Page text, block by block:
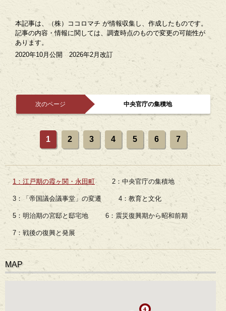
本記事は、（株）ココロマチ が情報収集し、作成したものです。
記事の内容・情報に関しては、調査時点のもので変更の可能性が
あります。
2020年10月公開 2026年2月改訂
次のページ 中央官庁の集積地
1 2 3 4 5 6 7
1：江戸期の霞ヶ関・永田町 2：中央官庁の集積地
3：「帝国議会議事堂」の変遷 4：教育と文化
5：明治期の宮邸と邸宅地 6：震災復興期から昭和前期
7：戦後の復興と発展
MAP